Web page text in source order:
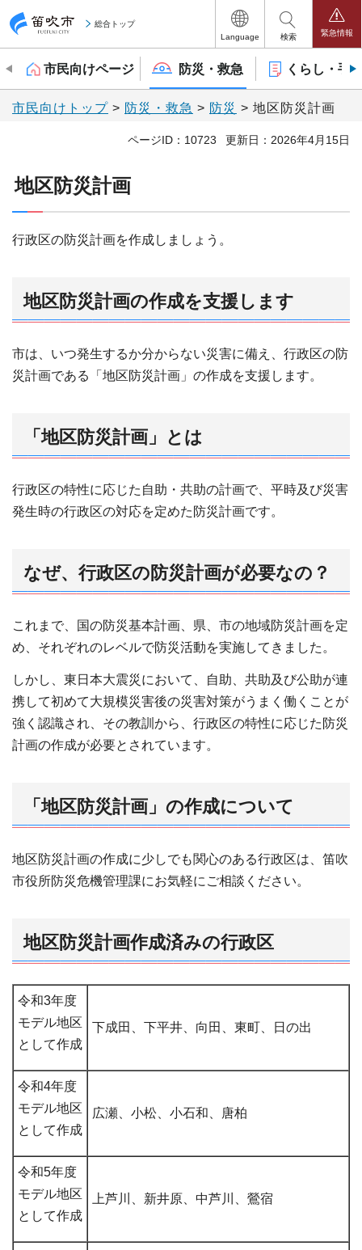
笛吹市
総合トップ
Language
検索 緊急情報
市民向けページ 防災・救急 くらし・手
市民向けトップ > 防災・救急 > 防災 > 地区防災計画
ページID：10723 更新日：2026年4月15日
地区防災計画
行政区の防災計画を作成しましょう。
地区防災計画の作成を支援します
市は、いつ発生するか分からない災害に備え、行政区の防
災計画である「地区防災計画」の作成を支援します。
「地区防災計画」とは
行政区の特性に応じた自助・共助の計画で、平時及び災害
発生時の行政区の対応を定めた防災計画です。
なぜ、行政区の防災計画が必要なの？
これまで、国の防災基本計画、県、市の地域防災計画を定
め、それぞれのレベルで防災活動を実施してきました。
しかし、東日本大震災において、自助、共助及び公助が連
携して初めて大規模災害後の災害対策がうまく働くことが
強く認識され、その教訓から、行政区の特性に応じた防災
計画の作成が必要とされています。
「地区防災計画」の作成について
地区防災計画の作成に少しでも関心のある行政区は、笛吹
市役所防災危機管理課にお気軽にご相談ください。
地区防災計画作成済みの行政区
令和3年度
モデル地区
として作成
下成田、下平井、向田、東町、日の出
令和4年度
モデル地区
として作成
広瀬、小松、小石和、唐柏
令和5年度
モデル地区
として作成
上芦川、新井原、中芦川、鶯宿